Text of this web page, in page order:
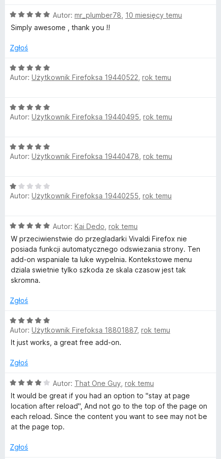
n
a
5
5
O
c
n
:
5
Autor: mr_plumber78 10 miesięcy temu
Simply awesome , thank you !!
Zgłoś
O
c
a
:
5
Autor: Użytkownik Firefoksa 19440522 rok temu
O
c
a
:
5
Autor: Użytkownik Firefoksa 19440495 rok temu
O
c
a
:
5
Autor: Użytkownik Firefoksa 19440478 rok temu
O
c
a
:
1
/
5
Autor: Użytkownik Firefoksa 19440255 rok temu
O
c
e
n
a
/
Autor: Kai Dedo rok temu
W przeciwienstwie do przegladarki Vivaldi Firefox nie
posiada funkcji automatycznego odswiezania strony. Ten
add-on wspaniale ta luke wypelnia. Kontekstowe menu
dziala swietnie tylko szkoda ze skala czasow jest tak
skromna.
Zgłoś
O
c
e
a
5
/
5
Autor: Użytkownik Firefoksa 18801887, rok temu
It just works, a great free add-on.
Zgłoś
O
c
e
n
a
4
Autor: That One Guy rok temu
It would be great if you had an option to "stay at page
location after reload", And not go to the top of the page on
each reload. Since the content you want to see may not be
at the page top.
Zgłoś